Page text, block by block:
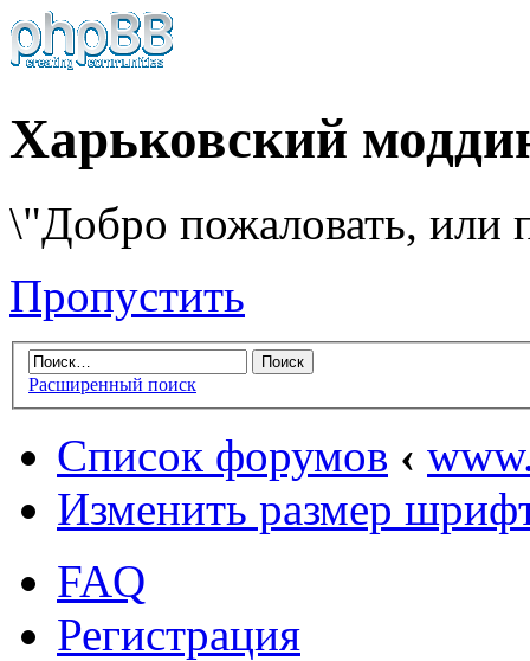
Харьковский
\"Добро пожаловать, или
Пропустить
Расширенный поиск
Список форумов ‹
Изменить размер
FAQ
Регистрация